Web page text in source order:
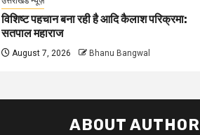
विशिष्ट पहचान बना रही है आदि कैलाश परिक्रमा:
सतपाल महाराज
August 7, 2026 Bhanu Bangwal
ABOUT AUTHOR